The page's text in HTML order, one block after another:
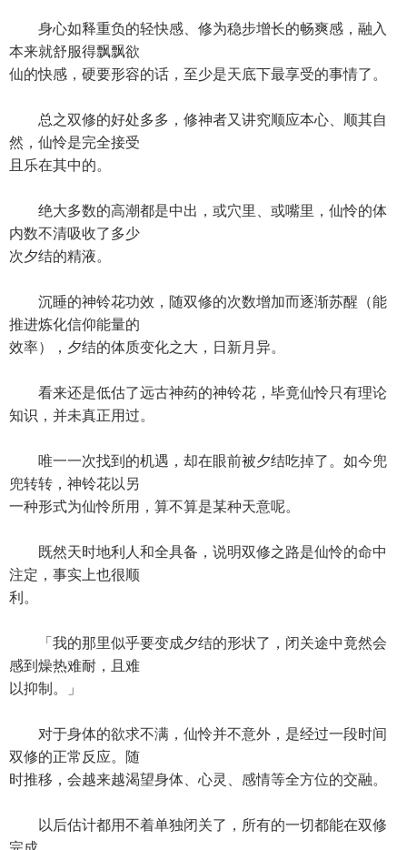
身心如释重负的轻快感、修为稳步增长的畅爽感，融入
本来就舒服得飘飘欲
仙的快感，硬要形容的话，至少是天底下最享受的事情了。
总之双修的好处多多，修神者又讲究顺应本心、顺其自
然，仙怜是完全接受
且乐在其中的。
绝大多数的高潮都是中出，或穴里、或嘴里，仙怜的体
内数不清吸收了多少
次夕结的精液。
沉睡的神铃花功效，随双修的次数增加而逐渐苏醒（能
推进炼化信仰能量的
效率），夕结的体质变化之大，日新月异。
看来还是低估了远古神药的神铃花，毕竟仙怜只有理论
知识，并未真正用过。
唯一一次找到的机遇，却在眼前被夕结吃掉了。如今兜
兜转转，神铃花以另
一种形式为仙怜所用，算不算是某种天意呢。
既然天时地利人和全具备，说明双修之路是仙怜的命中
注定，事实上也很顺
利。
「我的那里似乎要变成夕结的形状了，闭关途中竟然会
感到燥热难耐，且难
以抑制。」
对于身体的欲求不满，仙怜并不意外，是经过一段时间
双修的正常反应。随
时推移，会越来越渴望身体、心灵、感情等全方位的交融。
以后估计都用不着单独闭关了，所有的一切都能在双修